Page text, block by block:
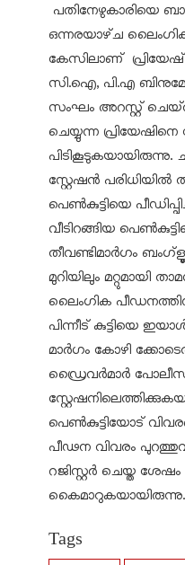
പതിനേഴുകാരിയെ
ഒന്നരയാഴ്‌ച
കേസിലാണ് പ്രിയേഷ്
സി.ഐ, പി.എ
സംഘം അറസ്റ്റ്
ചെയ്യുന്ന
സ്റ്റേഷൻ പരിധിയിൽ
പെൺകുട്ടിയെ
വീടിറങ്ങിയ
തീവണ്ടിമാർഗം
മുറിയിലും മറ്റുമായി
ലൈംഗിക
പിന്നീട് കുട്ടിയെ
മാർഗം കോഴി
ഡ്രൈവർമാർ
പെൺകുട്ടിയോട്
പീഢന വിവരം
റജിസ്റ്റർ ചെയ്ത
കൈമാറുകയായിരുന്നു.
Tags